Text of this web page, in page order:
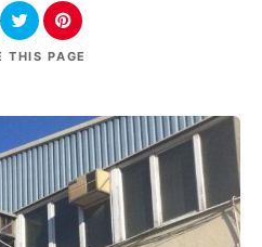
THIS PAGE